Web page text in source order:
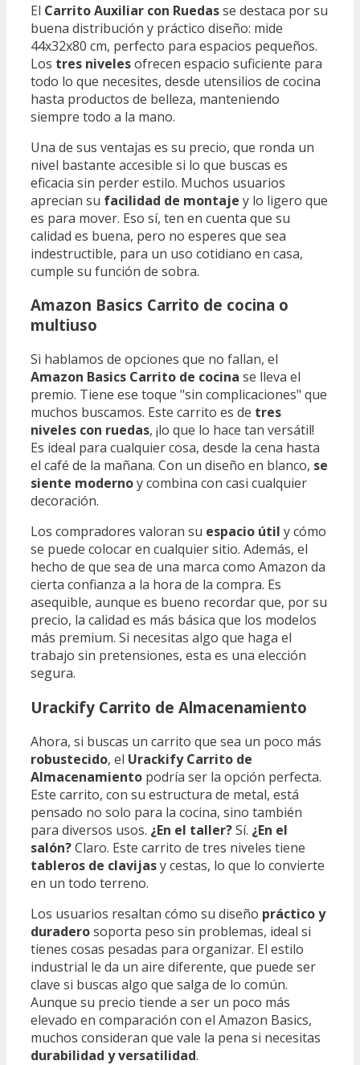
El Carrito Auxiliar con Ruedasse destaca por su
buena distribución y práctico diseño: mide
44x32x80 cm, perfecto para espacios pequeños.
Los tres nivelesofrecen espacio suficiente para
todo lo que necesites, desde utensilios de cocina
hasta productos de belleza, manteniendo
siempre todo a la mano.
Una de sus ventajas es su precio, que ronda un
nivel bastante accesible si lo que buscas es
eficacia sin perder estilo. Muchos usuarios
aprecian su facilidad de montaje y lo ligero que
es para mover. Eso sí, ten en cuenta que su
calidad es buena, pero no esperes que sea
indestructible, para un uso cotidiano en casa,
cumple su función de sobra.
Amazon Basics Carrito de cocina o
multiuso
Si hablamos de opciones que no fallan, el
Amazon Basics Carrito de cocina se lleva el
premio. Tiene ese toque "sin complicaciones" que
muchos buscamos. Este carrito es de tres
niveles con ruedas, ¡lo que lo hace tan versátil!
Es ideal para cualquier cosa, desde la cena hasta
el café de la mañana. Con un diseño en blanco, se
siente modernoy combina con casi cualquier
decoración.
Los compradores valoran su espacio útil y cómo
se puede colocar en cualquier sitio. Además, el
hecho de que sea de una marca como Amazon da
cierta confianza a la hora de la compra. Es
asequible, aunque es bueno recordar que, por su
precio, la calidad es más básica que los modelos
más premium. Si necesitas algo que haga el
trabajo sin pretensiones, esta es una elección
segura.
Urackify Carrito de Almacenamiento
Ahora, si buscas un carrito que sea un poco más
robustecido, el Urackify Carrito de
Almacenamiento podría ser la opción perfecta.
Este carrito, con su estructura de metal, está
pensado no solo para la cocina, sino también
para diversos usos. ¿En el taller?Sí. ¿En el
salón?Claro. Este carrito de tres niveles tiene
tableros de clavijasy cestas, lo que lo convierte
en un todo terreno.
Los usuarios resaltan cómo su diseño práctico y
duraderosoporta peso sin problemas, ideal si
tienes cosas pesadas para organizar. El estilo
industrial le da un aire diferente, que puede ser
clave si buscas algo que salga de lo común.
Aunque su precio tiende a ser un poco más
elevado en comparación con el Amazon Basics,
muchos consideran que vale la pena si necesitas
durabilidad y versatilidad.